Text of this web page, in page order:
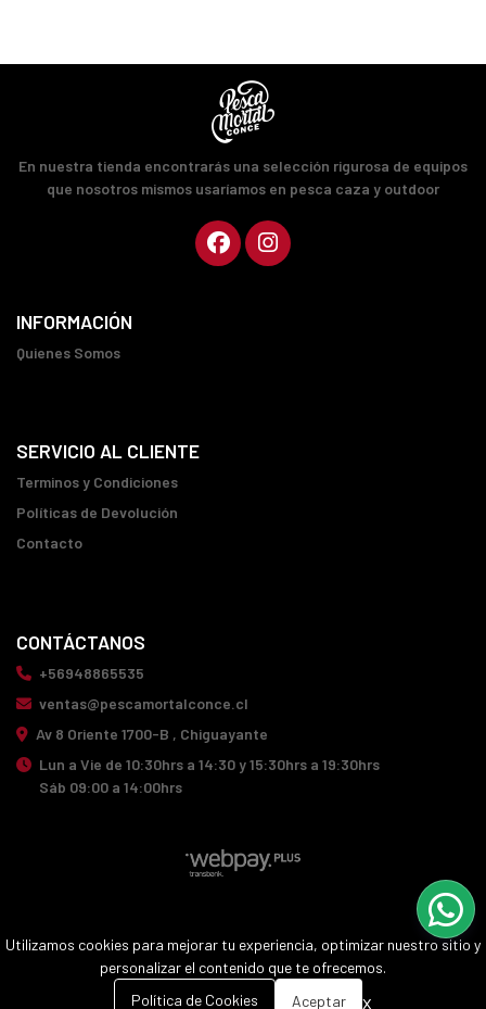
En nuestra tienda encontrarás una selección rigurosa de equipos
que nosotros mismos usaríamos en pesca caza y outdoor
INFORMACIÓN
Quienes Somos
SERVICIO AL CLIENTE
Terminos y Condiciones
Políticas de Devolución
Contacto
CONTÁCTANOS
+56948865535
ventas@pescamortalconce.cl
Av 8 Oriente 1700-B , Chiguayante
Lun a Vie de 10:30hrs a 14:30 y 15:30hrs a 19:30hrs
Sáb 09:00 a 14:00hrs
¿Te gusta mi tienda? Yo vendo conBsale
Utilizamos cookies para mejorar tu experiencia, optimizar nuestro sitio y
personalizar el contenido que te ofrecemos.
Política de Cookies
Aceptar x